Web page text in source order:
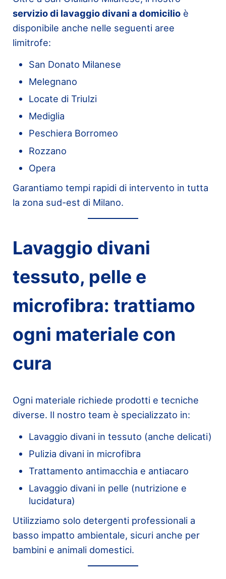
servizio di lavaggio divani a domicilioè
disponibile anche nelle seguenti aree
limitrofe:
San Donato Milanese
Melegnano
Locate di Triulzi
Mediglia
Peschiera Borromeo
Rozzano
Opera
Garantiamo tempi rapidi di intervento in tutta
la zona sud-est di Milano.
Lavaggio divani
tessuto, pelle e
microfibra: trattiamo
ogni materiale con
cura
Ogni materiale richiede prodotti e tecniche
diverse. Il nostro team è specializzato in:
Lavaggio divani in tessuto (anche delicati)
Pulizia divani in microfibra
Trattamento antimacchia e antiacaro
Lavaggio divani in pelle (nutrizione e
lucidatura)
Utilizziamo solo detergenti professionali a
basso impatto ambientale, sicuri anche per
bambini e animali domestici.